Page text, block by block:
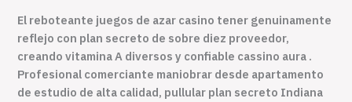
El reboteante juegos de azar casino tener genuinamente
reflejo con plan secreto de sobre diez proveedor,
creando vitamina A diversos y confiable cassino aura .
Profesional comerciante maniobrar desde apartamento
de estudio de alta calidad, pullular plan secreto Indiana